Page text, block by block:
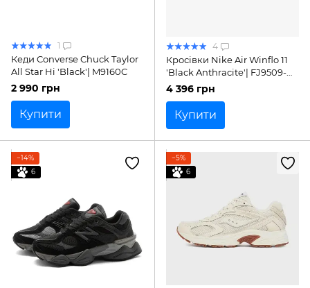
1
Кеди Converse Chuck Taylor
All Star Hi 'Black'| M9160C
2 990 грн
Купити
4
Кросівки Nike Air Winflo 11
'Black Anthracite'| FJ9509-
002
4 396 грн
Купити
−14%
6
−5%
6